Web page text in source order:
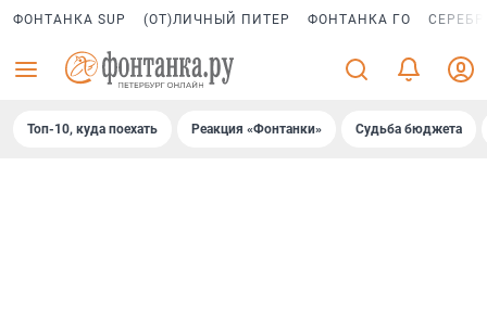
ФОНТАНКА SUP (ОТ)ЛИЧНЫЙ ПИТЕР ФОНТАНКА ГО
Топ-10, куда поехать Реакция «Фонтанки» Судьба бюджета